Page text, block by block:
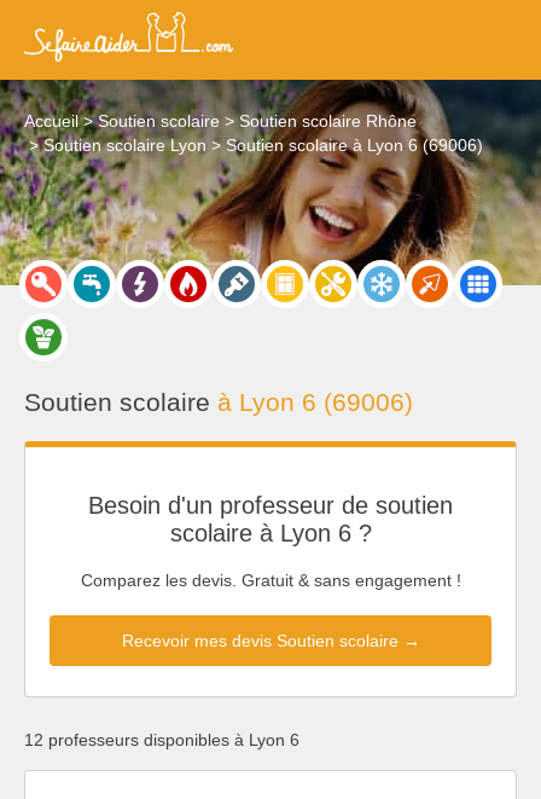
Accueil Soutien scolaire
Soutien scolaire Rhône
Soutien scolaire Lyon
Soutien scolaire à Lyon 6 (69006)
Soutien scolaire à Lyon 6 (69006)
Besoin d'un professeur de soutien
scolaire à Lyon 6 ?
Comparez les devis. Gratuit & sans engagement !
Recevoir mes devis Soutien scolaire →
12 professeurs disponibles à Lyon 6